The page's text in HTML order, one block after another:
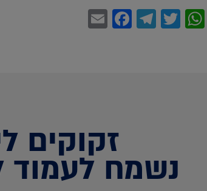
WhatsApp
Twitter
Telegram
Facebook
זקוקים
נשמח לעמוד